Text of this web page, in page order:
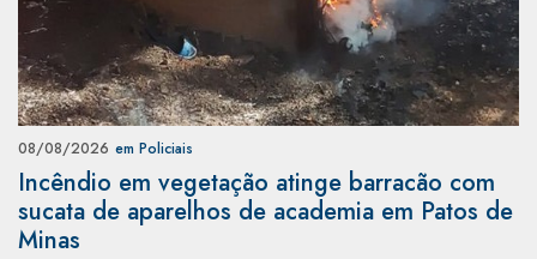
08/08/2026 em Policiais
Incêndio em vegetação atinge barracão com
sucata de aparelhos de academia em Patos de
Minas